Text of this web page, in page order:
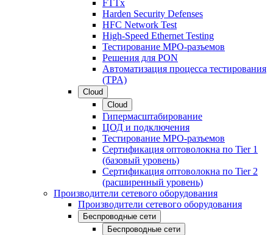
FTTx
Harden Security Defenses
HFC Network Test
High-Speed Ethernet Testing
Тестирование МРО-разъемов
Решения для PON
Автоматизация процесса тестирования
(TPA)
Cloud
Cloud
Гипермасштабирование
ЦОД и подключения
Тестирование МРО-разъемов
Сертификация оптоволокна по Tier 1
(базовый уровень)
Сертификация оптоволокна по Tier 2
(расширенный уровень)
Производители сетевого оборудования
Производители сетевого оборудования
Беспроводные сети
Беспроводные сети